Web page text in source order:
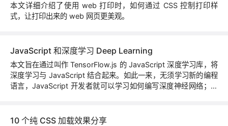
本文详细介绍了使用 web 打印时，如何通过 CSS 控制打印样
式，让打印出来的 web 网页更美观。
JavaScript 和深度学习 Deep Learning
本文旨在通过叫作 TensorFlow.js 的 JavaScript 深度学习库，将
深度学习与 JavaScript 结合起来。如此一来，无须学习新的编程
语言，JavaScript 开发者就可以学习如何编写深度神经网络；更
10 个纯 CSS 加载效果分享